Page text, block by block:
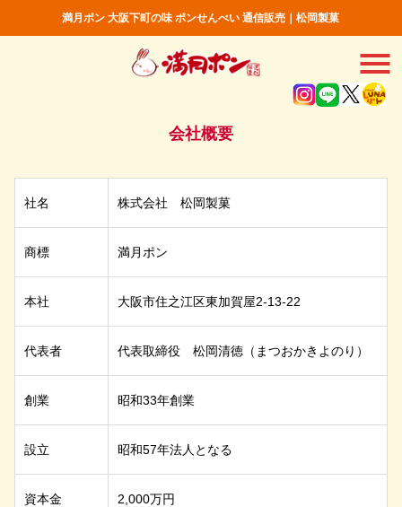
満月ポン 大阪下町の味 ポンせんべい 通信販売｜松岡製菓
会社概要
社名 株式会社 松岡製菓
商標 満月ポン
本社 大阪市住之江区東加賀屋2-13-22
代表者 代表取締役 松岡清徳（まつおかきよのり）
創業 昭和33年創業
設立 昭和57年法人となる
資本金 2,000万円